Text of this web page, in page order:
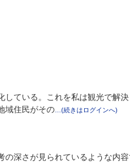
ている。これを私は観光で解決
域住民がその
の深さが見られているような内